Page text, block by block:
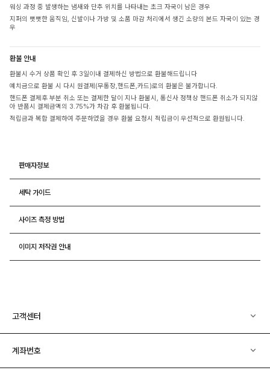
워싱 과정 중 발생하는 냄새와 단추 위치를 나타내는 초크 자국이 남은 경우
지퍼의 뻣뻣한 움직임, 신발이나 가방 및 소품 마감 처리에서 생긴 소량의 본드 자국이 있는 경
우
환불 안내
환불시 수거 상품 확인 후 3일이내 결제하신 방법으로 환불해드립니다
예치금으로 환불 시 다시 원결제(무통장,핸드폰,카드)로의 환불은 불가합니다.
핸드폰 결제후 부분 취소 또는 결제한 달이 지나 환불시, 통신사 정책상 핸드폰 취소가 되지않
아 반품시 결제금액의 3.75%가 차감 후 환불됩니다.
적립금과 복합 결제하여 주문하였을 경우 환불 요청시 적립금이 우선적으로 환원됩니다.
판매자정보
세탁 가이드
사이즈 측정 방법
이미지 저작권 안내
고객센터
계좌번호